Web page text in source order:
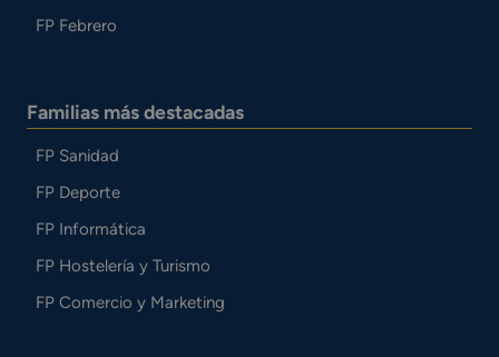
FP Febrero
Familias más destacadas
FP Sanidad
FP Deporte
FP Informática
FP Hostelería y Turismo
FP Comercio y Marketing